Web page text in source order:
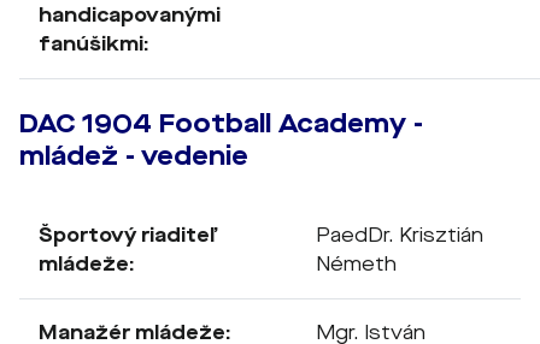
handicapovanými
fanúšikmi:
DAC 1904 Football Academy -
mládež - vedenie
Športový riaditeľ
mládeže:
PaedDr. Krisztián
Németh
Manažér mládeže: Mgr. István